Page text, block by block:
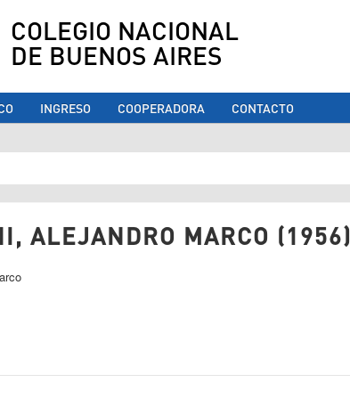
COLEGIO NACIONAL
DE BUENOS AIRES
INGRESO COOPERADORA CONTACTO
usted aquí
ALEJANDRO MARCO (1956)